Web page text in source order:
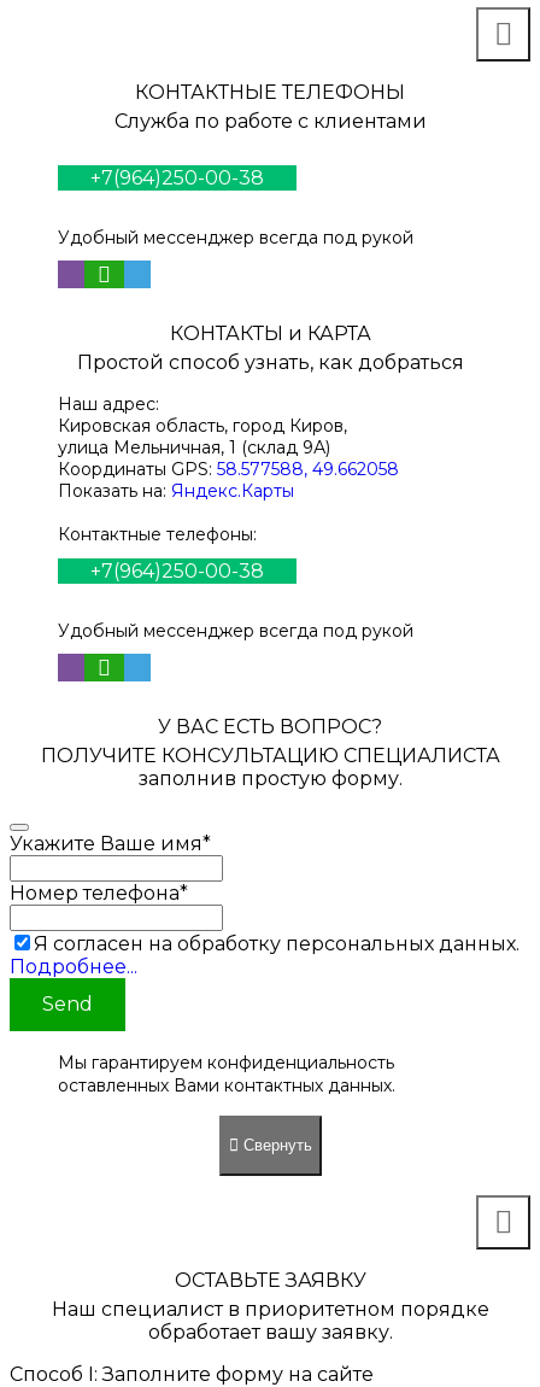
КОНТАКТНЫЕ ТЕЛЕФОНЫ
Служба по работе с клиентами
+7(964)250-00-38
Удобный мессенджер всегда под рукой
КОНТАКТЫ и КАРТА
Простой способ узнать, как добраться
Наш адрес:
Кировская область, город Киров,
улица Мельничная, 1 (склад 9А)
Координаты GPS: 58.577588, 49.662058
Показать на: Яндекс.Карты
Контактные телефоны:
+7(964)250-00-38
Удобный мессенджер всегда под рукой
У ВАС ЕСТЬ ВОПРОС?
ПОЛУЧИТЕ КОНСУЛЬТАЦИЮ СПЕЦИАЛИСТА
заполнив простую форму.
Укажите Ваше имя*
Номер телефона*
Я согласен на обработку персональных данных.
Подробнее...
Send
Мы гарантируем конфиденциальность
оставленных Вами контактных данных.
Свернуть
ОСТАВЬТЕ ЗАЯВКУ
Наш специалист в приоритетном порядке
обработает вашу заявку.
Способ I: Заполните форму на сайте